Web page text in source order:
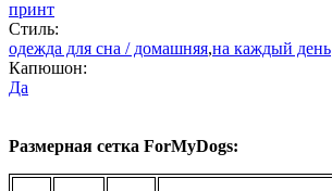
принт
Стиль:
одежда для сна / домашняя,на каждый день
Капюшон:
Да
Размерная сетка ForMyDogs: